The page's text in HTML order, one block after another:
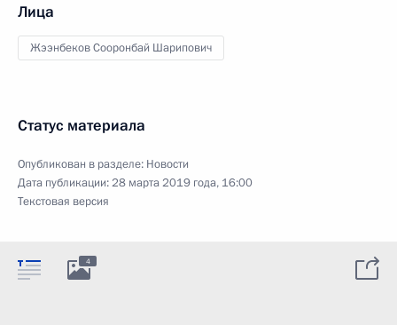
Лица
Жээнбеков Сооронбай Шарипович
Статус материала
Опубликован в разделе: Новости
Дата публикации:28 марта 2019 года, 16:00
Текстовая версия
4